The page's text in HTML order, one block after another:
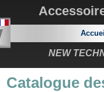
NEW
Catalogue